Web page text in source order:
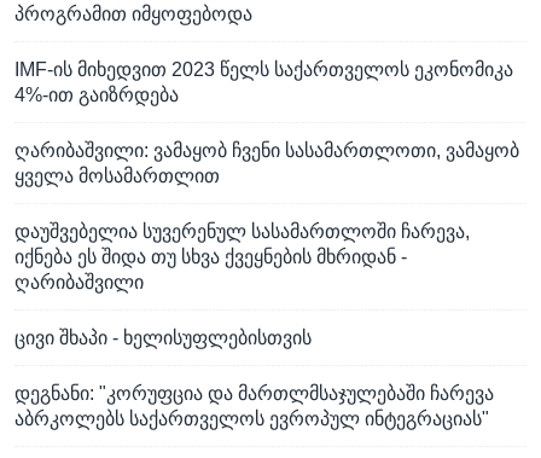
პროგრამით იმყოფებოდა
IMF-ის მიხედვით 2023 წელს საქართველოს ეკონომიკა
4%-ით გაიზრდება
ღარიბაშვილი: ვამაყობ ჩვენი სასამართლოთი, ვამაყობ
ყველა მოსამართლით
დაუშვებელია სუვერენულ სასამართლოში ჩარევა,
იქნება ეს შიდა თუ სხვა ქვეყნების მხრიდან -
ღარიბაშვილი
ცივი შხაპი - ხელისუფლებისთვის
დეგნანი: "კორუფცია და მართლმსაჯულებაში ჩარევა
აბრკოლებს საქართველოს ევროპულ ინტეგრაციას"